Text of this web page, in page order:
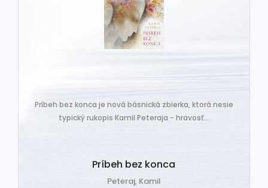
Príbeh bez konca je nová básnická zbierka, ktorá nesie
typický rukopis Kamil Peteraja - hravosť...
Príbeh bez konca
Peteraj, Kamil